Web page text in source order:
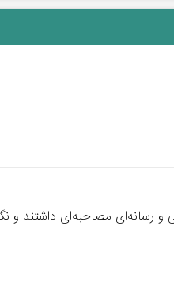
خبر ساعت ۲۱ روز ۷ شهریور با سه تن از فعالان سیاسی و رسانه‌ای